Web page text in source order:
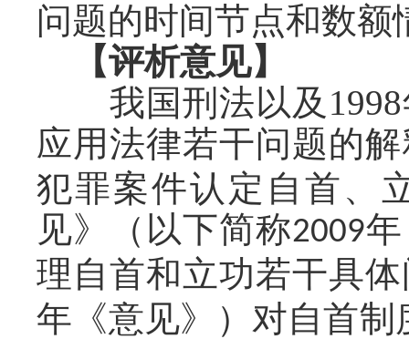
问题的时间节点和数
【评析意见】
我国刑法以及 1998
应用法律若干问题的
犯罪案件认定自首、
见》（以下简称2009
理自首和立功若干具
年《意见》）对自首